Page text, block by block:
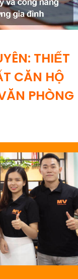
THIẾT
CĂN HỘ
PHÒNG